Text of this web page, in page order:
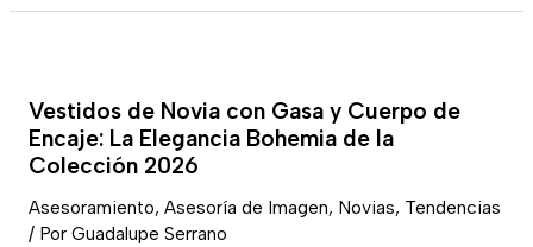
Vestidos de Novia con Gasa y Cuerpo de
Encaje: La Elegancia Bohemia de la
Colección 2026
Asesoramiento, Asesoría de Imagen, Novias, Tendencias
/ Por Guadalupe Serrano
Novia
con
y